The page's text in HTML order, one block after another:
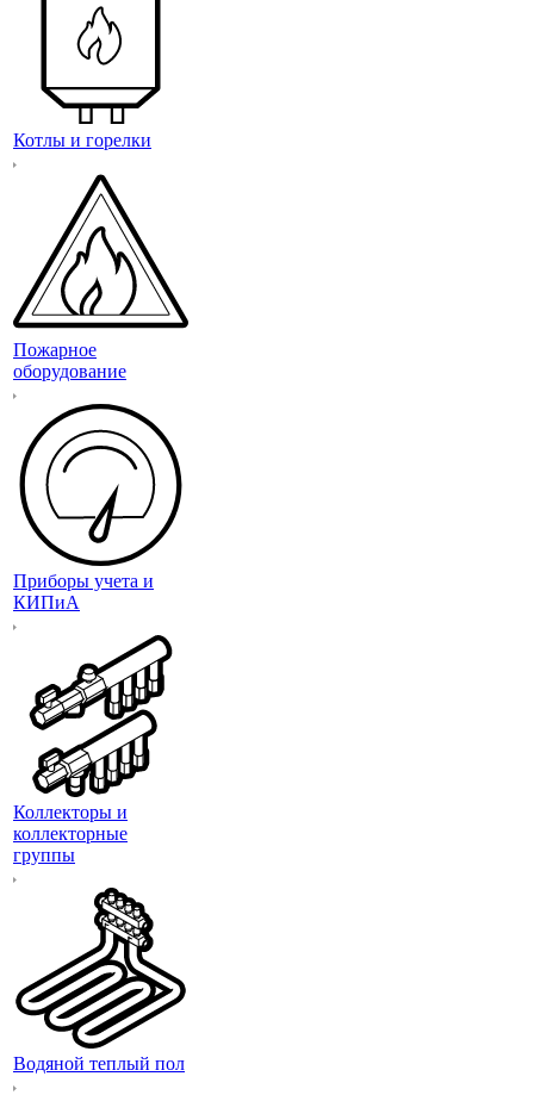
Котлы и горелки
Пожарное
оборудование
Приборы учета и
КИПиА
Коллекторы и
коллекторные
группы
Водяной теплый пол